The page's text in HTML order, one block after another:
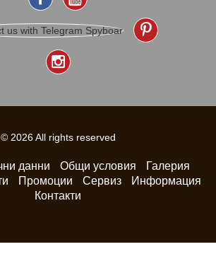
© 2026 All rights reserved
данни Общи условия
Галерия
Промоции Сервиз
Информация
Контакти